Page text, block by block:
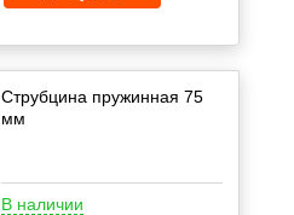
Струбцина пружинная 75
мм
В наличии